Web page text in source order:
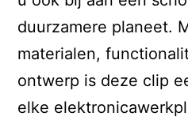
duurzamere planeet.
materialen,
ontwerp is deze clip
elke